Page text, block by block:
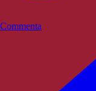
Commenta